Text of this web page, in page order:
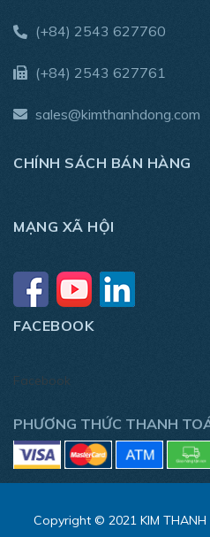
(+84) 2543 627760
(+84) 2543 627761
sales@kimthanhdong.com
CHÍNH SÁCH BÁN HÀNG
MẠNG XÃ HỘI
FACEBOOK
Facebook
PHƯƠNG THỨC THANH
Copyright © 2021 KIM THANH